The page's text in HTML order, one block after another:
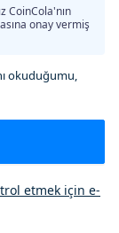
CoinCola'nın
onay vermiş
okuduğumu,
etmek için e-